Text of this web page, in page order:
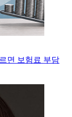
면 보험료 부담